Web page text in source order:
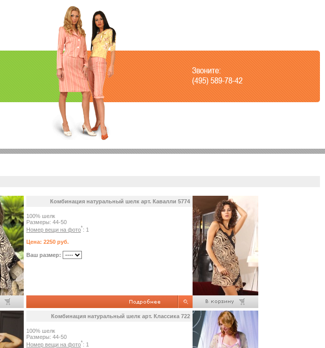
Комбинация натуральный шелк арт. Кавалли 5774
100% шелк
Размеры: 44-50
Номер вещи на фото*: 1
Цена: 2250 руб.
Ваш размер:
Комбинация натуральный шелк арт. Классика 722
100% шелк
Размеры: 44-50
Номер вещи на фото*: 1